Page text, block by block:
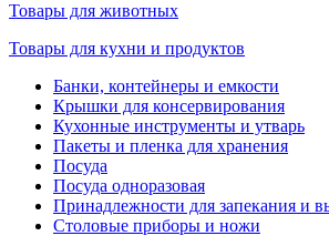
Товары для животных
Товары для кухни и продуктов
Банки, контейнеры и емкости
Крышки для консервирования
Кухонные инструменты и утварь
Пакеты и пленка для хранения
Посуда
Посуда одноразовая
Принадлежности для запекания и
Столовые приборы и ножи